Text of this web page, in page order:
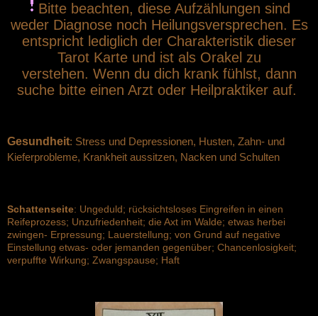
Bitte beachten, diese Aufzählungen sind
weder Diagnose noch Heilungsversprechen. Es
entspricht lediglich der Charakteristik dieser
Tarot Karte und ist als Orakel zu
verstehen. Wenn du dich krank fühlst, dann
suche bitte einen Arzt oder Heilpraktiker auf.
Gesundheit: Stress und Depressionen, Husten, Zahn- und
Kieferprobleme, Krankheit aussitzen, Nacken und Schulten
Schattenseite: Ungeduld; rücksichtsloses Eingreifen in einen
Reifeprozess; Unzufriedenheit; die Axt im Walde; etwas herbei
zwingen- Erpressung; Lauerstellung; von Grund auf negative
Einstellung etwas- oder jemanden gegenüber; Chancenlosigkeit;
verpuffte Wirkung; Zwangspause; Haft